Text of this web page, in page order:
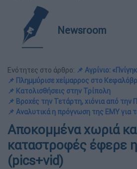
Newsroom
Ενότητες στο άρθρο: 📌 Αγρίνιο:
📌 Πλημμύρισε χείμαρρος στο
📌 Κατολισθήσεις στην Τρίπολη
📌 Βροχές την Τετάρτη, χιόνια από την
📌 Αναλυτικά η πρόγνωση της ΕΜΥ για
Αποκομμένα χωριά
καταστροφές έφερε
(pics+vid)